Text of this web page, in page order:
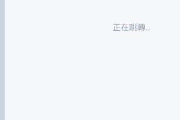
正在跳轉...